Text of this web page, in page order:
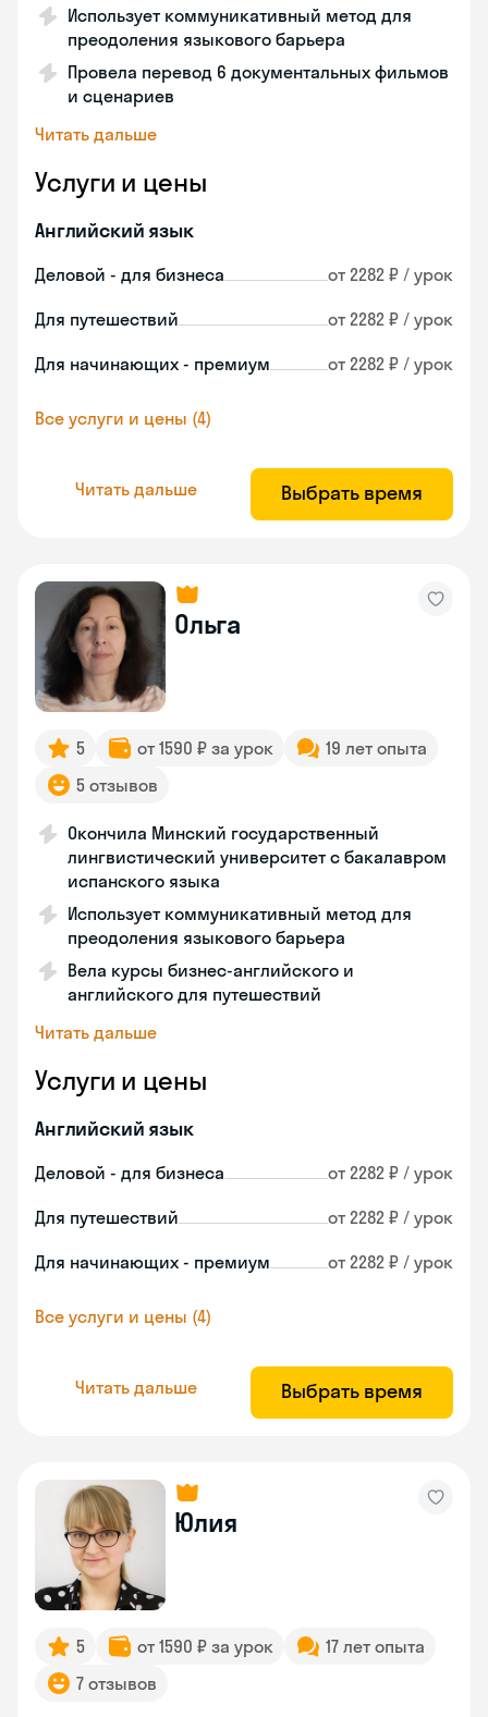
Использует коммуникативный метод для
преодоления языкового барьера
Провела перевод 6 документальных фильмов
и сценариев
Читать дальше
Услуги и цены
Английский язык
Деловой - для бизнеса от 2282 ₽ / урок
Для путешествий от 2282 ₽ / урок
Для начинающих - премиум от 2282 ₽ / урок
Все услуги и цены (4)
Читать дальше Выбрать время
Ольга
5 от 1590 ₽ за урок
19 лет опыта
5 отзывов
Окончила Минский государственный
лингвистический университет с бакалавром
испанского языка
Использует коммуникативный метод для
преодоления языкового барьера
Вела курсы бизнес-английского и
английского для путешествий
Читать дальше
Услуги и цены
Английский язык
Деловой - для бизнеса от 2282 ₽ / урок
Для путешествий от 2282 ₽ / урок
Для начинающих - премиум от 2282 ₽ / урок
Все услуги и цены (4)
Читать дальше Выбрать время
Юлия
5 от 1590 ₽ за урок
17 лет опыта
7 отзывов